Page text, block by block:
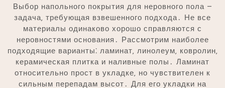
Выбор напольного покрытия для неровного пола –
задача‚ требующая взвешенного подхода․ Не все
материалы одинаково хорошо справляются с
неровностями основания․ Рассмотрим наиболее
подходящие варианты⁚ ламинат‚ линолеум‚ ковролин‚
керамическая плитка и наливные полы․ Ламинат
относительно прост в укладке‚ но чувствителен к
сильным перепадам высот․ Для его укладки на